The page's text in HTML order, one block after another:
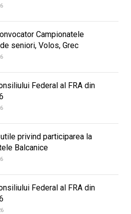
Campionatele
seniori, Volos, Grec
Federal al FRA din
privind participarea la
Balcanice
Federal al FRA din